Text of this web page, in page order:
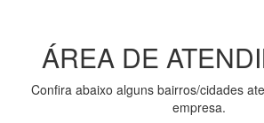
ÁREA DE
Confira abaixo alguns bairros/cidades
empresa.